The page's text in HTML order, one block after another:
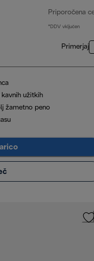
Priporočena
*DDV vključen
Primerjaj
užitkih
žametno peno